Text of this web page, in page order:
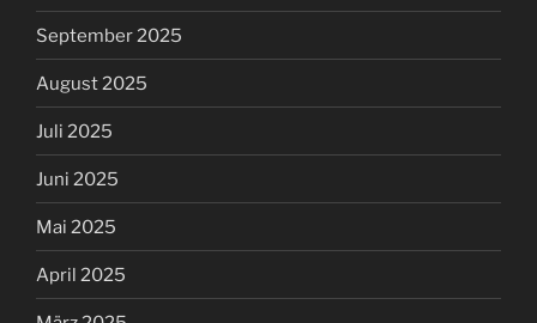
September 2025
August 2025
Juli 2025
Juni 2025
Mai 2025
April 2025